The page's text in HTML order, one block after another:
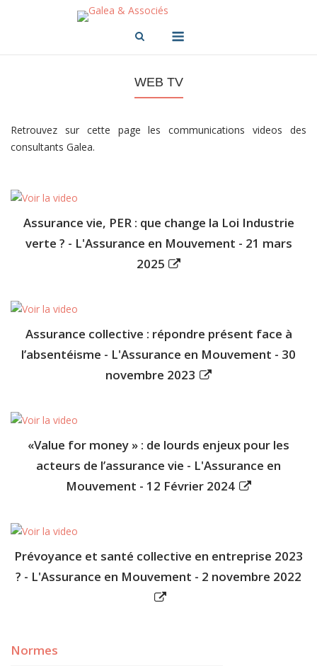
WEB TV
Retrouvez sur cette page les communications videos des
consultants Galea.
Assurance vie, PER : que change la Loi Industrie
verte ? - L'Assurance en Mouvement - 21 mars
2025
Assurance collective : répondre présent face à
l’absentéisme - L'Assurance en Mouvement - 30
novembre 2023
«Value for money » : de lourds enjeux pour les
acteurs de l’assurance vie - L'Assurance en
Mouvement - 12 Février 2024
Prévoyance et santé collective en entreprise 2023
? - L'Assurance en Mouvement - 2 novembre 2022
Normes